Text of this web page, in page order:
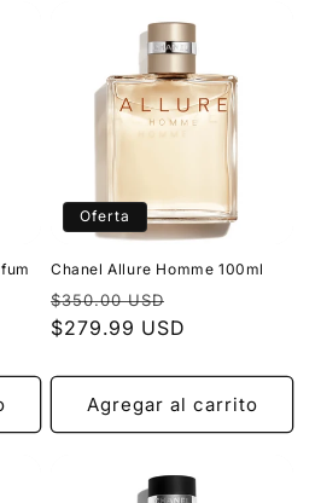
Oferta
Chanel Allure Homme 100ml
Precio
habitual
$350.00 USD
de
$279.99 USD
Agregar al carrito